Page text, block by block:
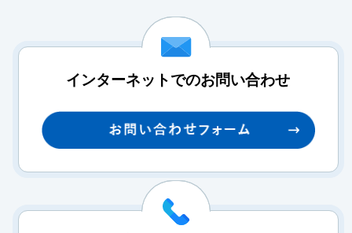
インターネットでのお問い合わせ